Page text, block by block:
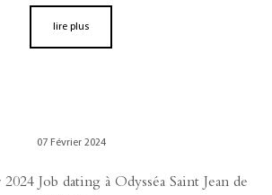
lire plus
07 Février 2024
Job dating à Odysséa Saint Jean de